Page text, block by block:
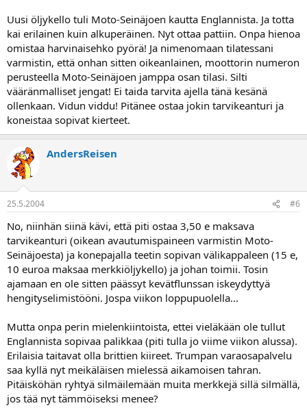
Uusi öljykello tuli Moto-Seinäjoen kautta Englannista. Ja totta
kai erilainen kuin alkuperäinen. Nyt ottaa pattiin. Onpa hienoa
omistaa harvinaisehko pyörä! Ja nimenomaan tilatessani
varmistin, että onhan sitten oikeanlainen, moottorin numeron
perusteella Moto-Seinäjoen jamppa osan tilasi. Silti
vääränmalliset jengat! Ei taida tarvita ajella tänä kesänä
ollenkaan. Vidun viddu! Pitänee ostaa jokin tarvikeanturi ja
koneistaa sopivat kierteet.
AndersReisen
25.5.2004 #6
No, niinhän siinä kävi, että piti ostaa 3,50 e maksava
tarvikeanturi (oikean avautumispaineen varmistin Moto-
Seinäjoesta) ja konepajalla teetin sopivan välikappaleen (15 e,
10 euroa maksaa merkkiöljykello) ja johan toimii. Tosin
ajamaan en ole sitten päässyt kevätflunssan iskeydyttyä
hengityselimistööni. Jospa viikon loppupuolella...
Mutta onpa perin mielenkiintoista, ettei vieläkään ole tullut
Englannista sopivaa palikkaa (piti tulla jo viime viikon alussa).
Erilaisia taitavat olla brittien kiireet. Trumpan varaosapalvelu
saa kyllä nyt meikäläisen mielessä aikamoisen tahran.
Pitäisköhän ryhtyä silmäilemään muita merkkejä sillä silmällä,
jos tää nyt tämmöiseksi menee?